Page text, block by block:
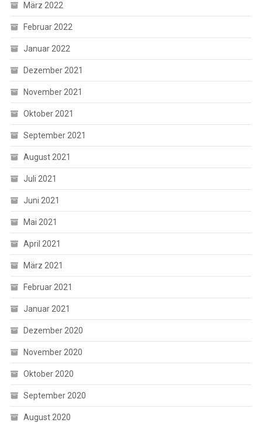
März 2022
Februar 2022
Januar 2022
Dezember 2021
November 2021
Oktober 2021
September 2021
August 2021
Juli 2021
Juni 2021
Mai 2021
April 2021
März 2021
Februar 2021
Januar 2021
Dezember 2020
November 2020
Oktober 2020
September 2020
August 2020